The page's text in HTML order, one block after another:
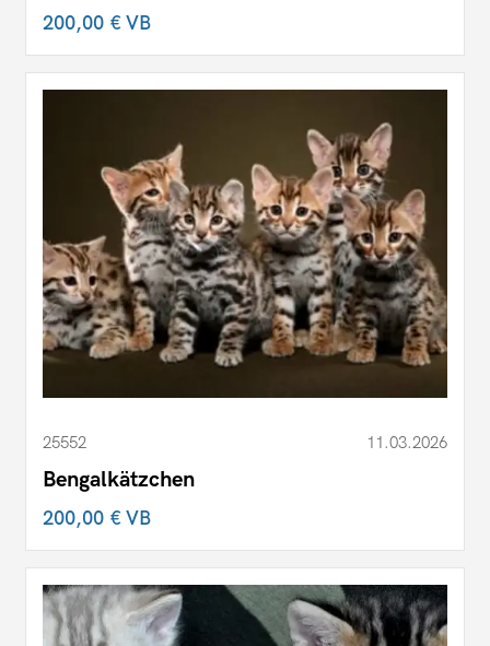
200,00 €VB
25552 11.03.2026
Bengalkätzchen
200,00 €VB